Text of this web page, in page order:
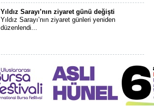
Yıldız Sarayı’nın ziyaret günü değişti
Yıldız Sarayı’nın ziyaret günleri yeniden
düzenlendi...